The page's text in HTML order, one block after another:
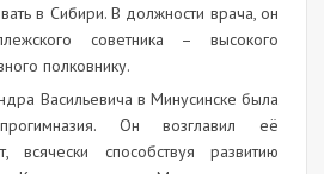
в Сибири. В должности врача, он
советника – высокого
полковнику.
Васильевича в Минусинске была
Он возглавил её
всячески способствуя развитию